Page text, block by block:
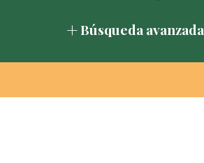
Búsqueda avanzada